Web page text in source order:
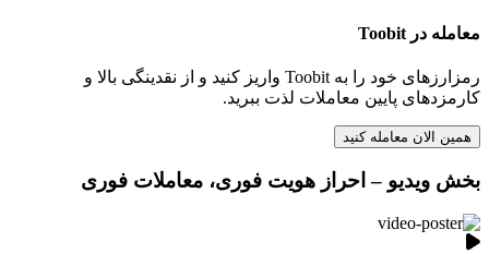
معامله در Toobit
رمزارزهای خود را به Toobit واریز کنید و از نقدینگی بالا و
کارمزدهای پایین معاملات لذت ببرید.
همین الان معامله کنید
بخش ویدیو – احراز هویت فوری، معاملات فوری